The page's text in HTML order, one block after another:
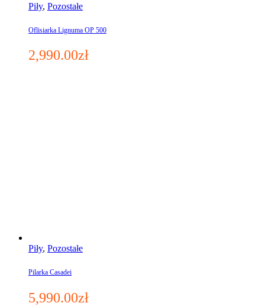
Piły, Pozostałe
Oflisiarka Lignuma OP 500
2,990.00zł
Piły, Pozostałe
Pilarka Casadei
5,990.00zł